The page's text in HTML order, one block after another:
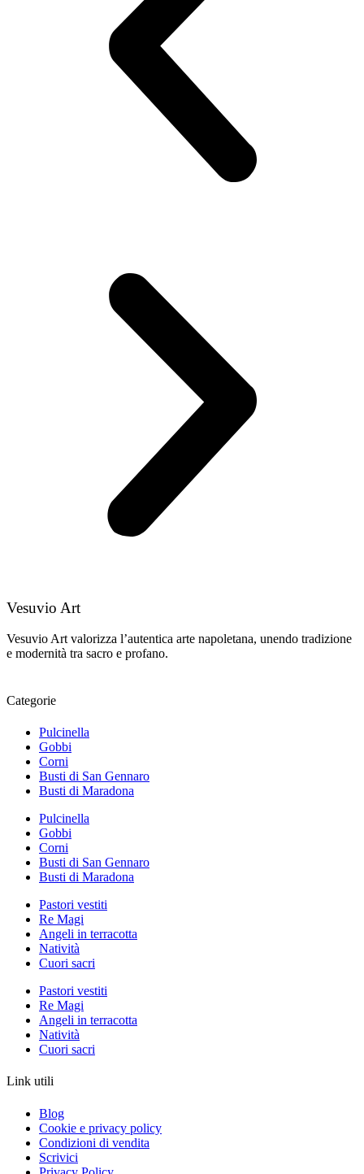
Vesuvio Art
Vesuvio Art valorizza l’autentica arte napoletana, unendo tradizione
e modernità tra sacro e profano.
Categorie
Pulcinella
Gobbi
Corni
Busti di San Gennaro
Busti di Maradona
Pulcinella
Gobbi
Corni
Busti di San Gennaro
Busti di Maradona
Pastori vestiti
Re Magi
Angeli in terracotta
Natività
Cuori sacri
Pastori vestiti
Re Magi
Angeli in terracotta
Natività
Cuori sacri
Link utili
Blog
Cookie e privacy policy
Condizioni di vendita
Scrivici